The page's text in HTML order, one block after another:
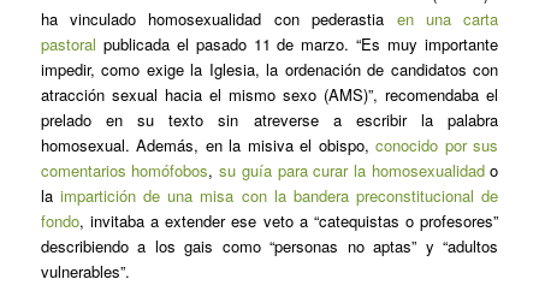
ha vinculado homosexualidad con pederastia en una carta
pastoral publicada el pasado 11 de marzo. “Es muy importante
impedir, como exige la Iglesia, la ordenación de candidatos con
atracción sexual hacia el mismo sexo (AMS)”, recomendaba el
prelado en su texto sin atreverse a escribir la palabra
homosexual. Además, en la misiva el obispo,conocido por sus
comentarios homófobos,su guía para curar la homosexualidado
la impartición de una misa con la bandera preconstitucional de
fondo, invitaba a extender ese veto a “catequistas o profesores”
describiendo a los gais como “personas no aptas” y “adultos
vulnerables”.